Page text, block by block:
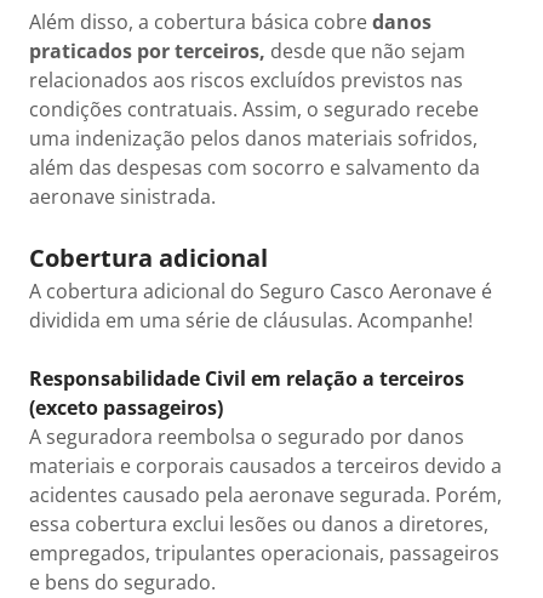
Além disso, a cobertura básica cobredanos
praticados por terceiros, desde que não sejam
relacionados aos riscos excluídos previstos nas
condições contratuais. Assim, o segurado recebe
uma indenização pelos danos materiais sofridos,
além das despesas com socorro e salvamento da
aeronave sinistrada.
Cobertura adicional
A cobertura adicional do Seguro Casco Aeronave é
dividida em uma série de cláusulas. Acompanhe!
Responsabilidade Civil em relação a terceiros
(exceto passageiros)
A seguradora reembolsa o segurado por danos
materiais e corporais causados a terceiros devido a
acidentes causado pela aeronave segurada. Porém,
essa cobertura exclui lesões ou danos a diretores,
empregados, tripulantes operacionais, passageiros
e bens do segurado.